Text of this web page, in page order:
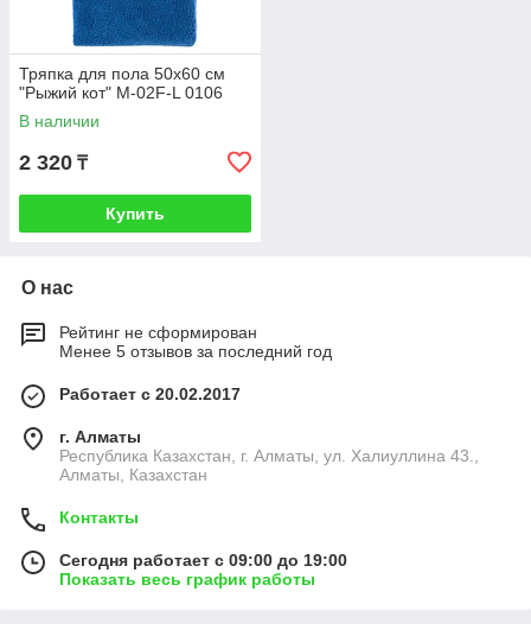
Тряпка для пола 50х60 см
"Рыжий кот" M-02F-L 0106
В наличии
2 320 ₸
Купить
О нас
Рейтинг не сформирован
Менее 5 отзывов за последний год
Работает с 20.02.2017
г. Алматы
Республика Казахстан, г. Алматы, ул. Халиуллина 43.,
Алматы, Казахстан
Контакты
Сегодня работает с 09:00 до 19:00
Показать весь график работы